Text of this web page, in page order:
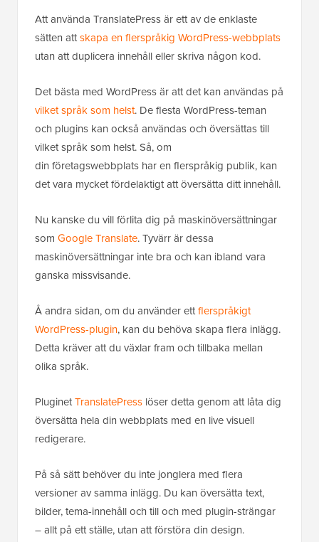
Att använda TranslatePress är ett av de enklaste
sätten attskapa en flerspråkig WordPress-webbplats
utan att duplicera innehåll eller skriva någon kod.
Det bästa med WordPress är att det kan användas på
vilket språk som helst. De flesta WordPress-teman
och plugins kan också användas och översättas till
vilket språk som helst. Så, om
din företagswebbplats har en flerspråkig publik, kan
det vara mycket fördelaktigt att översätta ditt innehåll.
Nu kanske du vill förlita dig på maskinöversättningar
som Google Translate. Tyvärr är dessa
maskinöversättningar inte bra och kan ibland vara
ganska missvisande.
Å andra sidan, om du använder ettflerspråkigt
WordPress-plugin, kan du behöva skapa flera inlägg.
Detta kräver att du växlar fram och tillbaka mellan
olika språk.
PluginetTranslatePress löser detta genom att låta dig
översätta hela din webbplats med en live visuell
redigerare.
På så sätt behöver du inte jonglera med flera
versioner av samma inlägg. Du kan översätta text,
bilder, tema-innehåll och till och med plugin-strängar
– allt på ett ställe, utan att förstöra din design.